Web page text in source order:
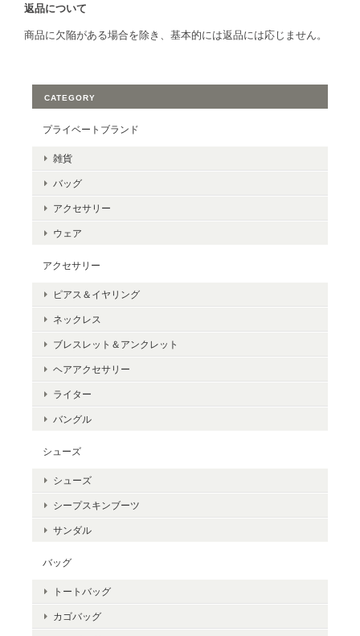
返品について
商品に欠陥がある場合を除き、基本的には返品には応じません。
CATEGORY
プライベートブランド
雑貨
バッグ
アクセサリー
ウェア
アクセサリー
ピアス＆イヤリング
ネックレス
ブレスレット＆アンクレット
ヘアアクセサリー
ライター
バングル
シューズ
シューズ
シープスキンブーツ
サンダル
バッグ
トートバッグ
カゴバッグ